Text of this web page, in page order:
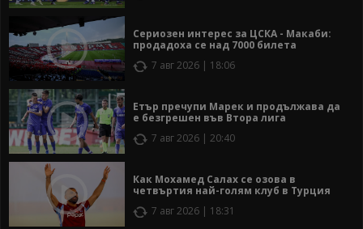
Сериозен интерес за ЦСКА - Макаби:
продадоха се над 7000 билета
7 авг 2026 | 18:06
Етър пречупи Марек и продължава да
е безгрешен във Втора лига
7 авг 2026 | 20:40
Как Мохамед Салах се озова в
четвъртия най-голям клуб в Турция
7 авг 2026 | 18:31